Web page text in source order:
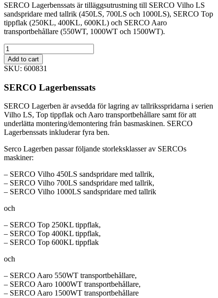
SERCO Lagerbenssats är tilläggsutrustning till SERCO Vilho LS
sandspridare med tallrik (450LS, 700LS och 1000LS), SERCO Top
tippflak (250KL, 400KL, 600KL) och SERCO Aaro
transportbehållare (550WT, 1000WT och 1500WT).
SERCO
Lagerbenssats
quantity
Add to cart
SKU: 600831
SERCO Lagerbenssats
SERCO Lagerben är avsedda för lagring av tallriksspridarna i serien
Vilho LS, Top tippflak och Aaro transportbehållare samt för att
underlätta montering/demontering från basmaskinen. SERCO
Lagerbenssats inkluderar fyra ben.
Serco Lagerben passar följande storleksklasser av SERCOs
maskiner:
– SERCO Vilho 450LS sandspridare med tallrik,
– SERCO Vilho 700LS sandspridare med tallrik,
– SERCO Vilho 1000LS sandspridare med tallrik
och
– SERCO Top 250KL tippflak,
– SERCO Top 400KL tippflak,
– SERCO Top 600KL tippflak
och
– SERCO Aaro 550WT transportbehållare,
– SERCO Aaro 1000WT transportbehållare,
– SERCO Aaro 1500WT transportbehållare